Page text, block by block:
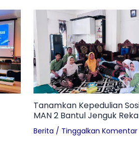
Tanamkan Kepedulian
MAN 2 Bantul Jenguk
Alami Kecelakaan
Berita / Tinggalkan Komentar